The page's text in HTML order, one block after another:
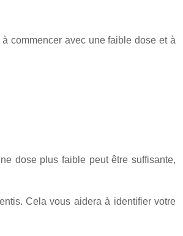
commencer avec une faible dose et à
dose plus faible peut être suffisante,
Cela vous aidera à identifier votre